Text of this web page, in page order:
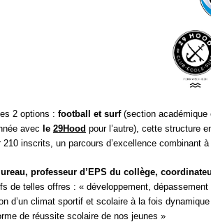
2 options : football et surf (section académique
avec
le 29Hood pour l’autre), cette structure
210 inscrits, un parcours d’excellence combinant
professeur d’EPS du collège,
de telles offres : « développement,
d’un climat sportif et scolaire à la fois
de réussite scolaire de nos jeunes »